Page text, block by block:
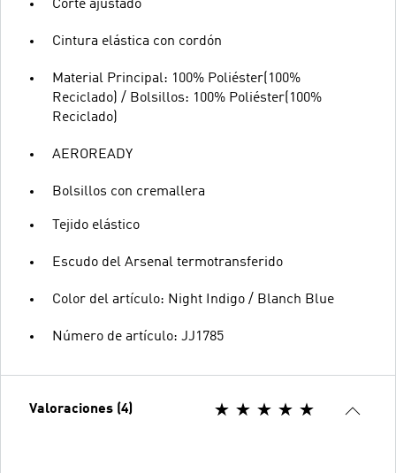
Corte ajustado
Cintura elástica con cordón
Material Principal: 100% Poliéster(100%
Reciclado) / Bolsillos: 100% Poliéster(100%
Reciclado)
AEROREADY
Bolsillos con cremallera
Tejido elástico
Escudo del Arsenal termotransferido
Color del artículo: Night Indigo / Blanch Blue
Número de artículo: JJ1785
Valoraciones (4)